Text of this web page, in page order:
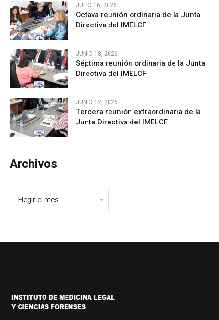
JULIO 16, 2026
Octava reunión ordinaria de la Junta
Directiva del IMELCF
JUNIO 18, 2026
Séptima reunión ordinaria de la Junta
Directiva del IMELCF
JUNIO 12, 2026
Tercera reunión extraordinaria de la
Junta Directiva del IMELCF
Archivos